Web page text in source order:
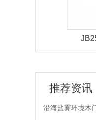
推荐资讯
沿海盐雾环境木